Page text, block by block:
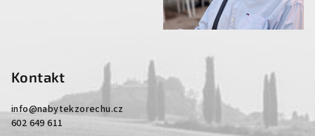
Kontakt
info@nabytekzorechu.cz
602 649 611